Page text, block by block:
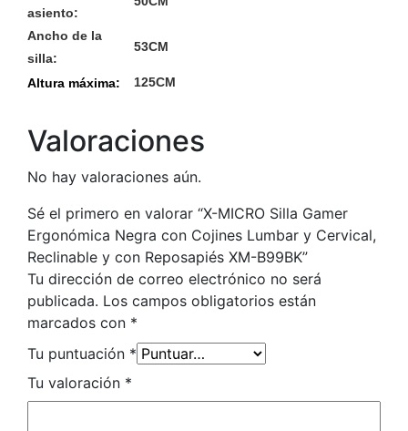
asiento:
Ancho de la
silla:
53CM
Altura máxima: 125CM
Valoraciones
No hay valoraciones aún.
Sé el primero en valorar “X-MICRO Silla Gamer
Ergonómica Negra con Cojines Lumbar y Cervical,
Reclinable y con Reposapiés XM-B99BK”
Tu dirección de correo electrónico no será
publicada. Los campos obligatorios están
marcados con *
Tu puntuación *
Tu valoración *